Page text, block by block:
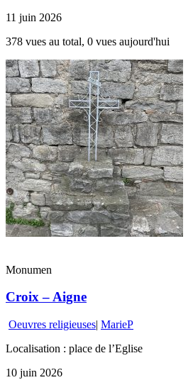
11 juin 2026
378 vues au total, 0 vues aujourd'hui
Monumen
Croix – Aigne
Oeuvres religieuses| MarieP
Localisation : place de l’Eglise
10 juin 2026